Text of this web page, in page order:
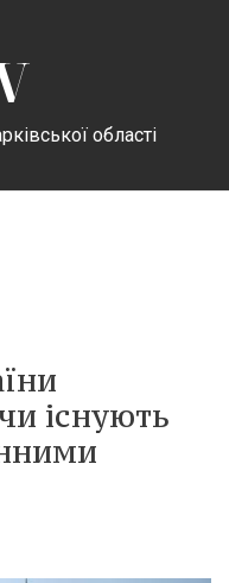
області
існують